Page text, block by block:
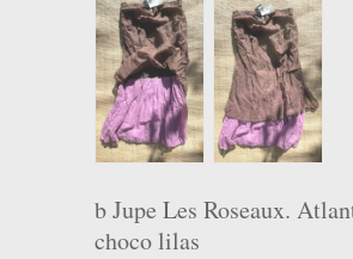
b Jupe Les Roseaux.
choco lilas